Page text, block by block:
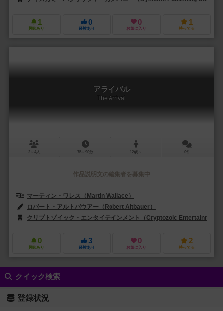
1
興味あり
0
経験あり
0
お気に入り
1
持ってる
アライバル
The Arrival
2～4人 75～90分 12歳～ 0件
作品説明文の編集者を募集中
マーティン・ワレス（Martin Wallace）
ロバート・アルトバウアー（Robert Altbauer）
クリプトゾイック・エンタイテインメント（Cryptozoic Entertainment
0
興味あり
3
経験あり
0
お気に入り
2
持ってる
クイック検索
登録状況